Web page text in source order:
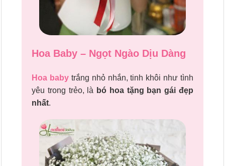
Hoa Baby – Ngọt Ngào Dịu Dàng
Hoa babytrắng nhỏ nhắn, tinh khôi như tình
yêu trong trẻo, là bó hoa tặng bạn gái đẹp
nhất.